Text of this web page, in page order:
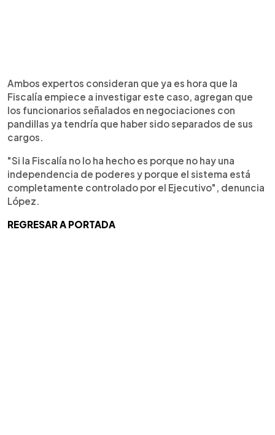
Ambos expertos consideran que ya es hora que la
Fiscalía empiece a investigar este caso, agregan que
los funcionarios señalados en negociaciones con
pandillas ya tendría que haber sido separados de sus
cargos.
"Si la Fiscalía no lo ha hecho es porque no hay una
independencia de poderes y porque el sistema está
completamente controlado por el Ejecutivo", denuncia
López.
REGRESAR A PORTADA